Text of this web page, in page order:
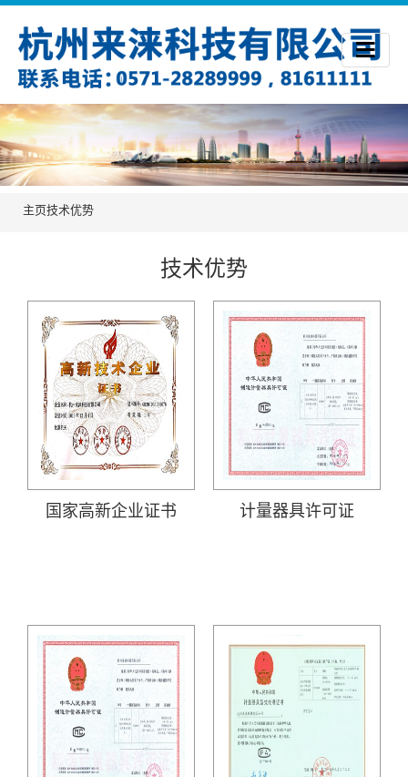
主页技术优势
技术优势
国家高新企业证书 计量器具许可证